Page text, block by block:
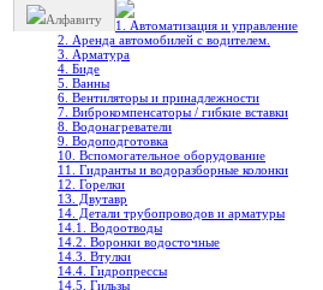
Алфавиту
1. Автоматизация и управление
2. Аренда автомобилей с водителем.
3. Арматура
4. Биде
5. Ванны
6. Вентиляторы и принадлежности
7. Виброкомпенсаторы / гибкие вставки
8. Водонагреватели
9. Водоподготовка
10. Вспомогательное оборудование
11. Гидранты и водоразборные колонки
12. Горелки
13. Двутавр
14. Детали трубопроводов и арматуры
14.1. Водоотводы
14.2. Воронки водосточные
14.3. Втулки
14.4. Гидропрессы
14.5. Гильзы